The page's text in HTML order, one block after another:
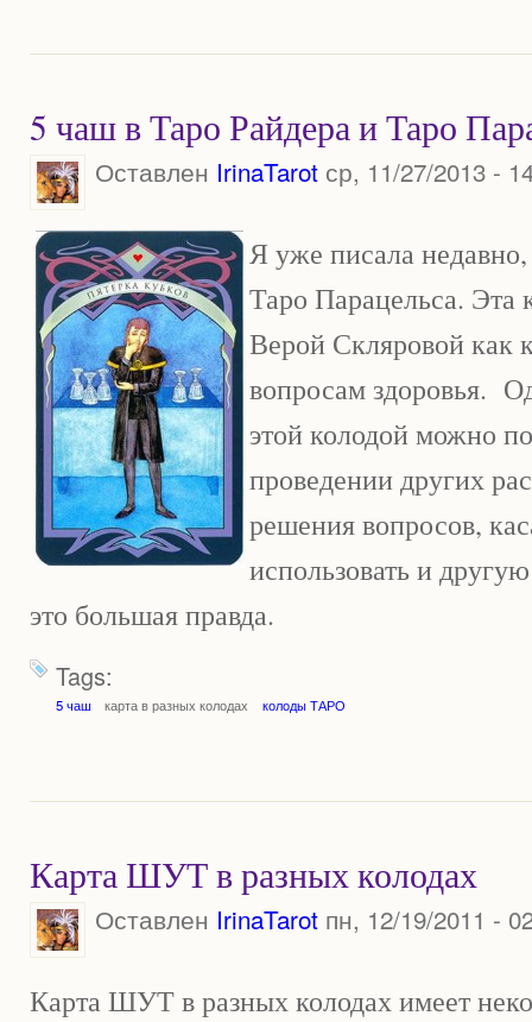
5 чаш в Таро Райдера и Таро
Оставлен IrinaTarotср, 11/27/2013 -
Я уже писала
Таро Парацельса. Эта
Верой Скляровой как
вопросам здоровья.
этой колодой можно
проведении других
решения вопросов,
использовать и
это большая правда.
Tags:
5 чаш карта в разных колодах колоды ТАРО
Карта ШУТ в разных колодах
Оставлен IrinaTarotпн, 12/19/2011 -
Карта ШУТ в разных колодах имеет